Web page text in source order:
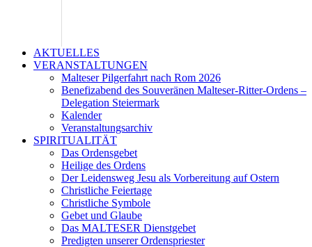
AKTUELLES
VERANSTALTUNGEN
Malteser Pilgerfahrt nach Rom 2026
Benefizabend des Souveränen Malteser-Ritter-Ordens –
Delegation Steiermark
Kalender
Veranstaltungsarchiv
SPIRITUALITÄT
Das Ordensgebet
Heilige des Ordens
Der Leidensweg Jesu als Vorbereitung auf Ostern
Christliche Feiertage
Christliche Symbole
Gebet und Glaube
Das MALTESER Dienstgebet
Predigten unserer Ordenspriester